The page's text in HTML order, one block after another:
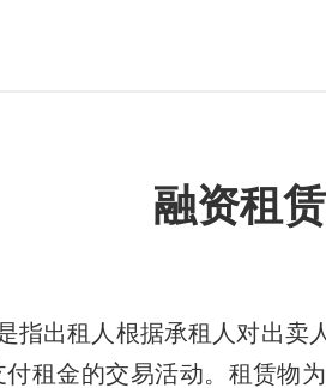
融资租
指出租人根据承租人对出卖
租金的交易活动。租赁物